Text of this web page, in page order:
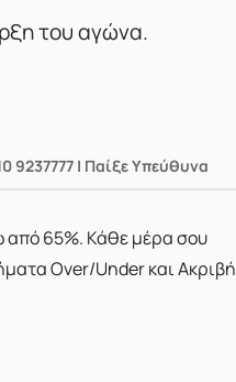
του αγώνα.
9237777 | Παίξε Υπεύθυνα
από 65%. Κάθε μέρα σου
Over/Under και Ακριβή